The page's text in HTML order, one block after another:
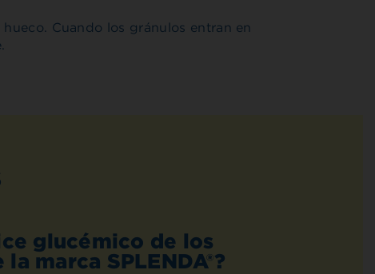
Cuando los gránulos entran en
glucémico de los
marca SPLENDA®?